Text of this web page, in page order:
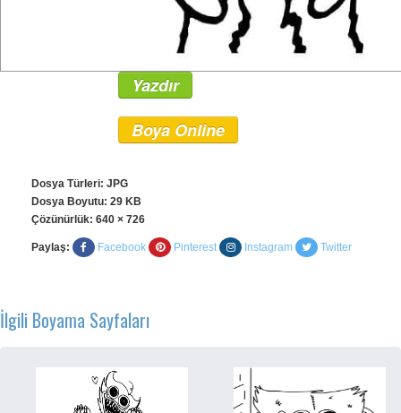
Yazdır
Boya Online
Dosya Türleri: JPG
Dosya Boyutu: 29 KB
Çözünürlük: 640 × 726
Paylaş: Facebook Pinterest Instagram Twitter
İlgili Boyama Sayfaları